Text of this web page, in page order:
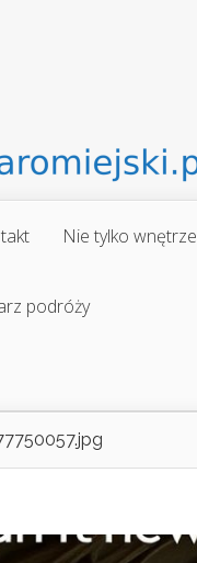
Nie tylko wnętrze
podróży